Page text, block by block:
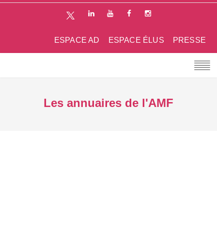
PRESSE
ESPACE ÉLUS
ESPACE AD
Les annuaires de l'AMF